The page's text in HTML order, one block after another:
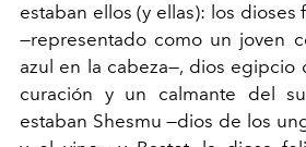
estaban ellos (y ellas): los dioses
—representado como un joven
azul en la cabeza—, dios egipcio
curación y un calmante del
estaban Shesmu—dios de los